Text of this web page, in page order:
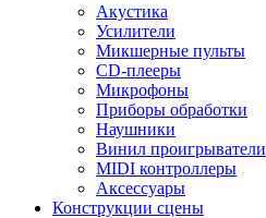
Акустика
Усилители
Микшерные пульты
CD-плееры
Микрофоны
Приборы обработки
Наушники
Винил проигрыватели
MIDI контроллеры
Аксессуары
Конструкции сцены